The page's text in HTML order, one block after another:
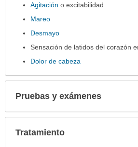
Agitación o excitabilidad
Mareo
Desmayo
Sensación de latidos del corazón
Dolor de cabeza
Pruebas y exámenes
Tratamiento